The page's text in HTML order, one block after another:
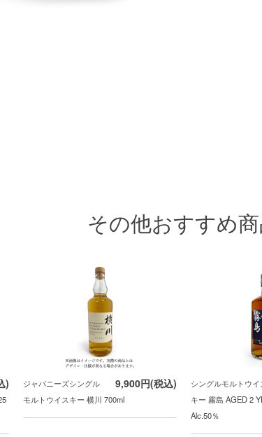
その他おすすめ
) 9,900円(税込)
ジャパニーズシングル
モルトウイスキー 横川 700ml
シングルモルトウイ
キー 霧島 AGED 2
Alc.50％